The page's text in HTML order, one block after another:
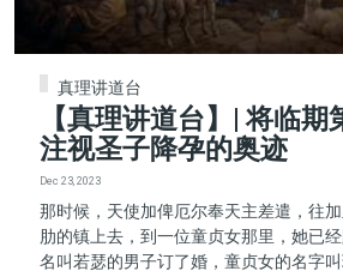
真理讲道台
【真理讲道台】| 将临
注视圣子降孕的奥迹
Dec 23, 2023
那时候，天使加俾厄尔奉天主差遣，往
肋的镇上去，到一位童贞女那里，她已
名叫若瑟的男子订了婚，童贞女的名字叫